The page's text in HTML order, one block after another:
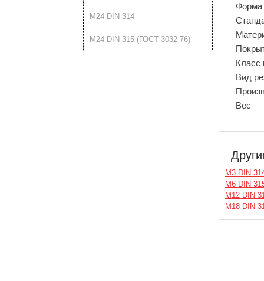
М24 DIN 314
М24 DIN 315 (ГОСТ 3032-76)
Форма
Класс
Вид
Вес
М3 DIN
М6 DIN
М12 DIN
М18 DIN